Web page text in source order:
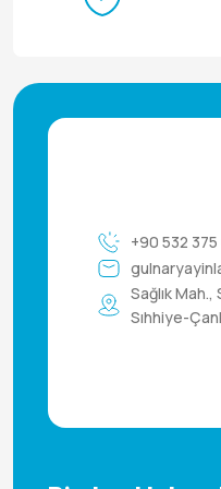
+90 532
Sağlık
Sıhhiye-